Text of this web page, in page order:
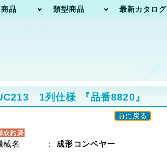
品 類型商品 最新カタログ
1列仕様 『品番8820』
前に戻る
械名 ： 成形コンベヤー